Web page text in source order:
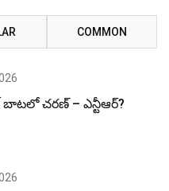
COMMON
చరణ్ – ఎన్టీఆర్?